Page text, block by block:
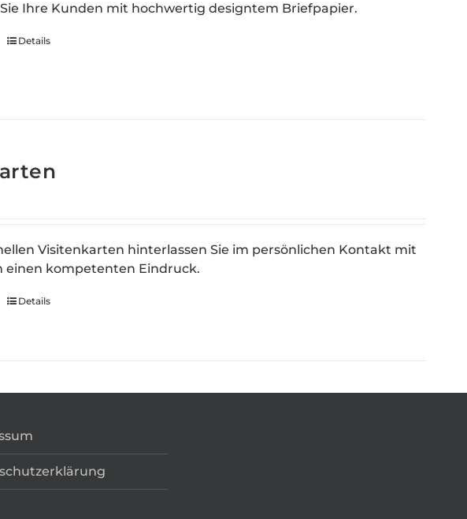
Ihre Kunden mit hochwertig designtem Briefpapier.
Details
Visitenkarten hinterlassen Sie im persönlichen Kontakt mit
einen kompetenten Eindruck.
Details